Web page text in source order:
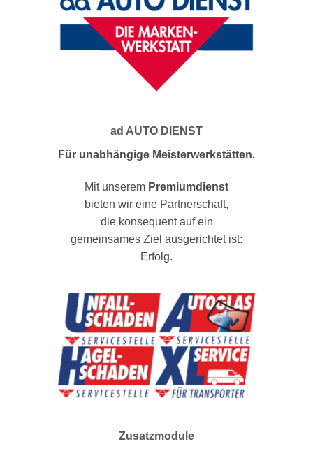
ad AUTO DIENST
Für unabhängige Meisterwerkstätten.
Mit unserem Premiumdienst
bieten wir eine Partnerschaft,
die konsequent auf ein
gemeinsames Ziel ausgerichtet ist:
Erfolg.
Zusatzmodule